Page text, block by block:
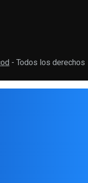
- Todos los derechos